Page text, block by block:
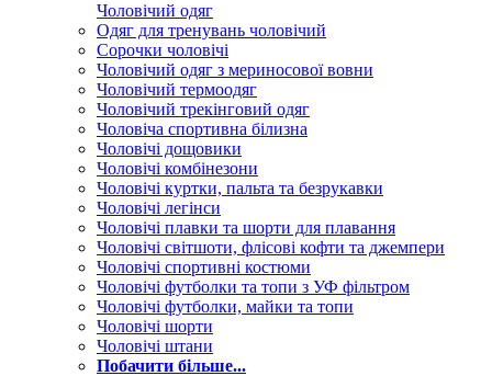
Чоловічий одяг
Одяг для тренувань чоловічий
Сорочки чоловічі
Чоловічий одяг з мериносової вовни
Чоловічий термоодяг
Чоловічий трекінговий одяг
Чоловіча спортивна білизна
Чоловічі дощовики
Чоловічі комбінезони
Чоловічі куртки, пальта та безрукавки
Чоловічі легінси
Чоловічі плавки та шорти для плавання
Чоловічі світшоти, флісові кофти та джемпери
Чоловічі спортивні костюми
Чоловічі футболки та топи з УФ фільтром
Чоловічі футболки, майки та топи
Чоловічі шорти
Чоловічі штани
Побачити більше...